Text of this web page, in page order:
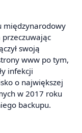
międzynarodowy
swoją
www po tym,
infekcji
o największej
w 2017 roku
backupu.